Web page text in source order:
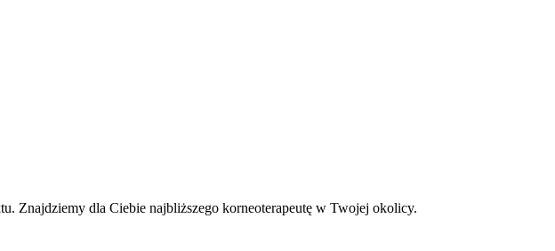
Znajdziemy dla Ciebie najbliższego korneoterapeutę w Twojej okolicy.